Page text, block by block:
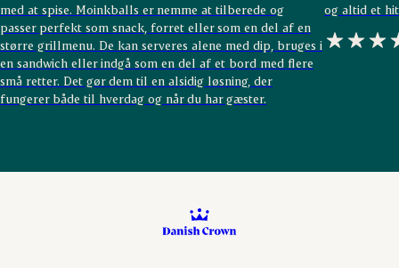
med at spise. Moinkballs er nemme at tilberede og
passer perfekt som snack, forret eller som en del af en
større grillmenu. De kan serveres alene med dip, bruges i
en sandwich eller indgå som en del af et bord med flere
små retter. Det gør dem til en alsidig løsning, der
fungerer både til hverdag og når du har gæster.
og altid et